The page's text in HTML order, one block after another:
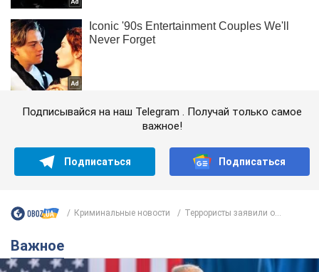
Подписывайся на наш Telegram . Получай только самое
важное!
Подписаться Подписаться
Криминальные новости Террористы заявили о...
Важное